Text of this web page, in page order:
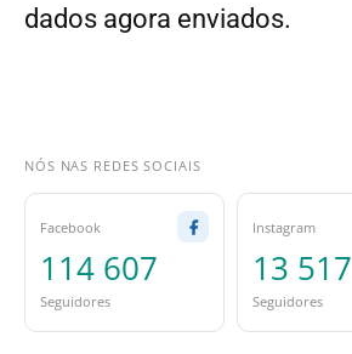
dados agora enviados.
NÓS NAS REDES SOCIAIS
Facebook
114 607
Seguidores
Instagram
13 517
Seguidores